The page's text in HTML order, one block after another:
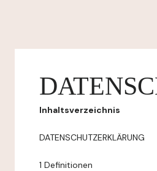
Inhaltsverzeichnis
DATENSCHUTZERKLÄRUNG
1 Definitionen